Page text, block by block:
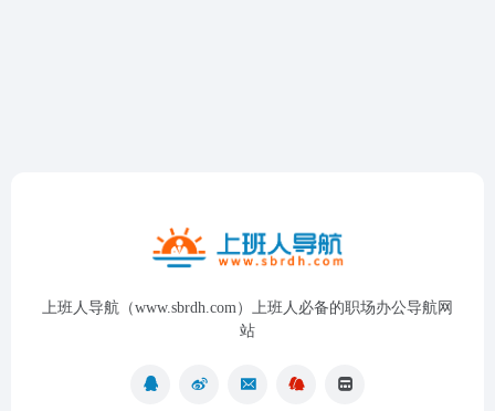
上班人导航（www.sbrdh.com）上班人必备的职场办公导航网
站